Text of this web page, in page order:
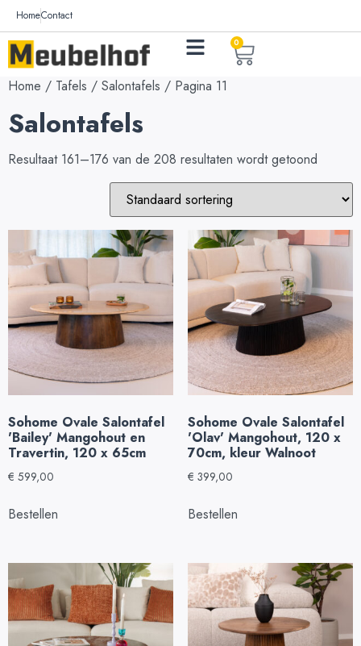
HomeContact
0
Home / Tafels / Salontafels / Pagina 11
Salontafels
Resultaat 161–176 van de 208 resultaten wordt getoond
Sohome Ovale Salontafel
'Bailey' Mangohout en
Travertin, 120 x 65cm
€ 599,00
Bestellen
Sohome Ovale Salontafel
'Olav' Mangohout, 120 x
70cm, kleur Walnoot
€ 399,00
Bestellen